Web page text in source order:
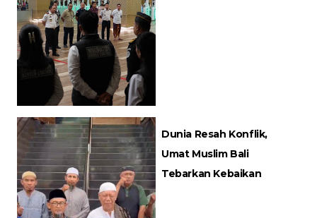
Dunia Resah Konflik,
Umat Muslim Bali
Tebarkan Kebaikan